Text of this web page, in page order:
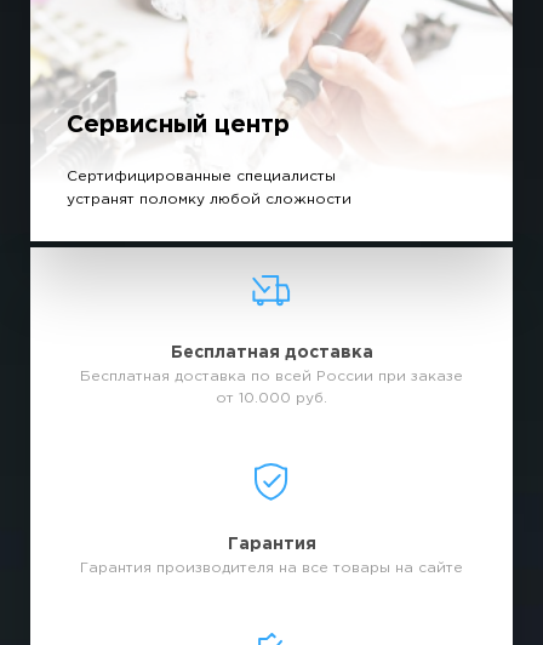
Сервисный центр
Сертифицированные специалисты
устранят поломку любой сложности
Бесплатная доставка
Бесплатная доставка по всей России при заказе
от 10.000 руб.
Гарантия
Гарантия производителя на все товары на сайте